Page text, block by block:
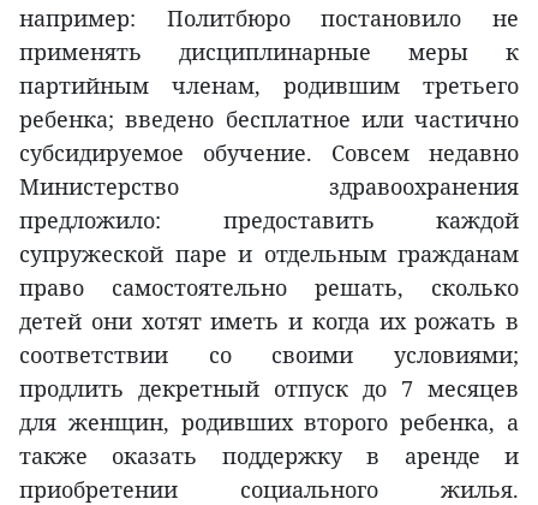
например: Политбюро постановило не
применять дисциплинарные меры к
партийным членам, родившим третьего
ребенка; введено бесплатное или частично
субсидируемое обучение. Совсем недавно
Министерство здравоохранения
предложило: предоставить каждой
супружеской паре и отдельным гражданам
право самостоятельно решать, сколько
детей они хотят иметь и когда их рожать в
соответствии со своими условиями;
продлить декретный отпуск до 7 месяцев
для женщин, родивших второго ребенка, а
также оказать поддержку в аренде и
приобретении социального жилья.